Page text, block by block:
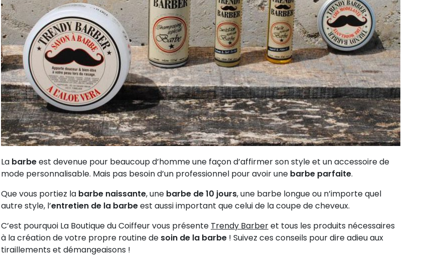
La barbeest devenue pour beaucoup d’homme une façon d’affirmer son style et un accessoire de
mode personnalisable. Mais pas besoin d’un professionnel pour avoir une barbe parfaite.
Que vous portiez la barbe naissante, une barbe de 10 jours, une barbe longue ou n’importe quel
autre style, l’entretien de la barbeest aussi important que celui de la coupe de cheveux.
C’est pourquoi La Boutique du Coiffeur vous présente Trendy Barberet tous les produits nécessaires
à la création de votre propre routine de soin de la barbe! Suivez ces conseils pour dire adieu aux
tiraillements et démangeaisons !